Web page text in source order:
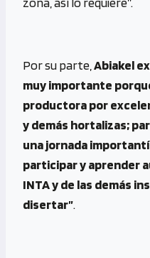
Por su parte, Abiakel
muy importante
productora por
y demás hortalizas;
una jornada
participar y aprender
INTA y de las demás
disertar”.